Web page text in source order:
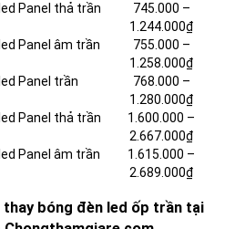
Panel thả trần
745.000 –
1.244.000₫
Panel âm trần
755.000 –
1.258.000₫
Panel trần
768.000 –
1.280.000₫
Panel thả trần
1.600.000 –
2.667.000₫
Panel âm trần
1.615.000 –
2.689.000₫
thay bóng đèn led ốp trần tại